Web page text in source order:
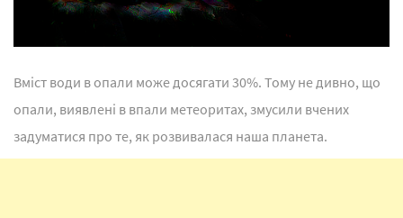
Вміст води в опали може досягати 30%. Тому не дивно, що
опали, виявлені в впали метеоритах, змусили вчених
задуматися про те, як розвивалася наша планета.